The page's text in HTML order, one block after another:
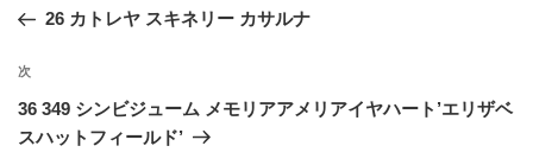
ナ
ビ
ゲ
ー
の
稿
26 カトレヤ スキネリー カサルナ
次
の
投
次
36 349 シンビジューム メモリアアメリアイヤハート’エリザベ
スハットフィールド’